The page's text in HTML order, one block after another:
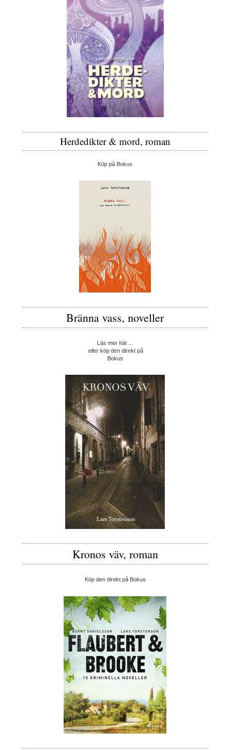
Herdedikter & mord, roman
Köp på Bokus
Bränna vass, noveller
Läs mer här…
eller köp den direkt på
Bokus
Kronos väv, roman
Köp den direkt på Bokus